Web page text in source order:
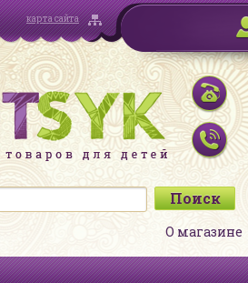
карта сайта
О магазине